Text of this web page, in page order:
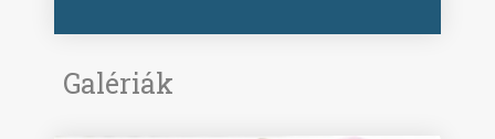
Galériák